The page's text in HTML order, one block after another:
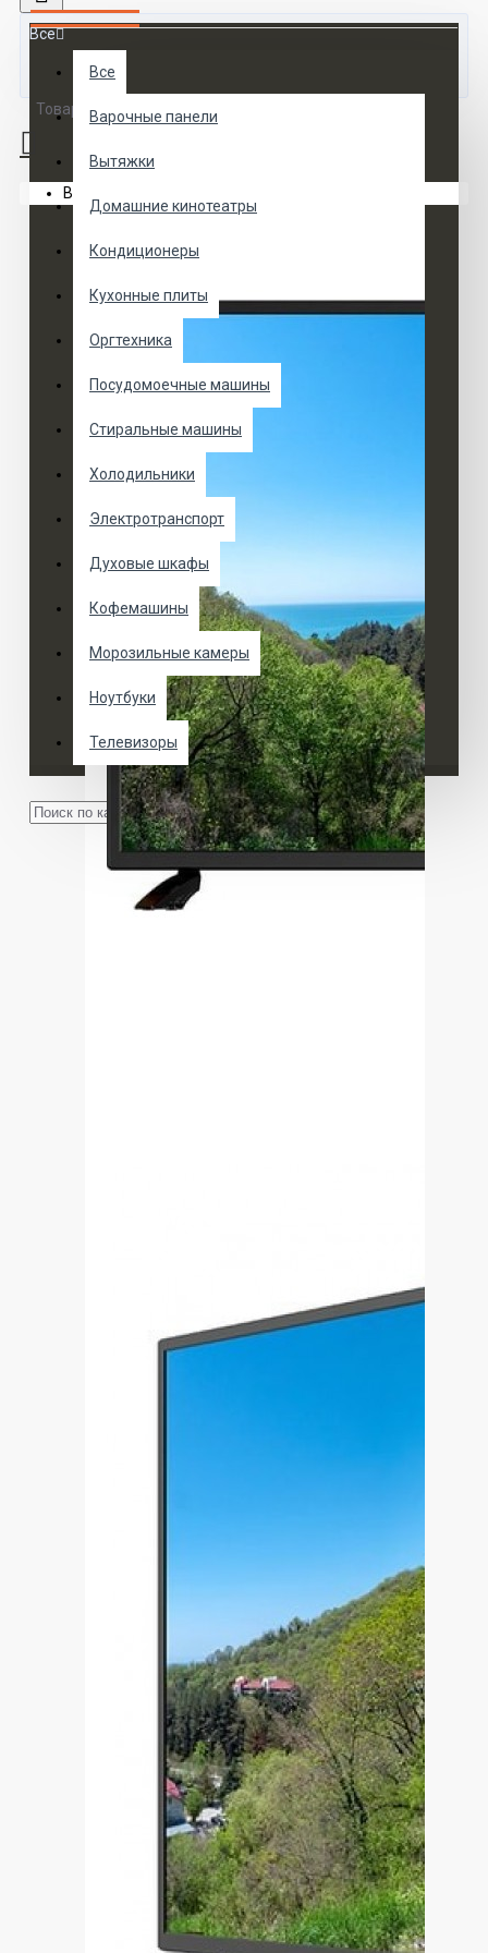
Все
Все
Варочные панели
Вытяжки
Домашние кинотеатры
Кондиционеры
Кухонные плиты
Оргтехника
Посудомоечные машины
Стиральные машины
Холодильники
Электротранспорт
Духовые шкафы
Кофемашины
Морозильные камеры
Ноутбуки
Телевизоры
Товаров 0 (0 руб.)
Ваша корзина пуста!